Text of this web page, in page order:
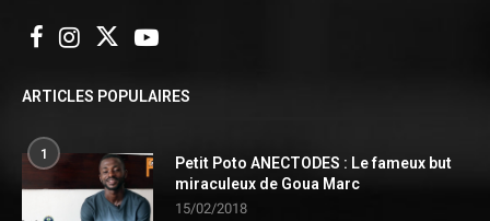
ARTICLES POPULAIRES
1
Petit Poto ANECTODES : Le fameux but
miraculeux de Goua Marc
15/02/2018